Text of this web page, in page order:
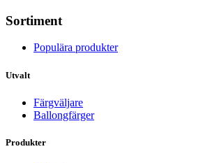
Sortiment
Populära produkter
Utvalt
Färgväljare
Ballongfärger
Produkter